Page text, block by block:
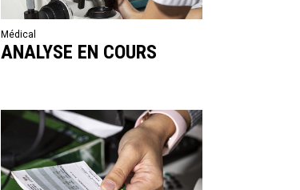
Médical
ANALYSE EN COURS